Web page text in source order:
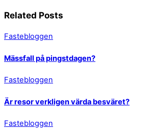
Related Posts
Fastebloggen
Mässfall på pingstdagen?
Fastebloggen
Är resor verkligen värda besväret?
Fastebloggen